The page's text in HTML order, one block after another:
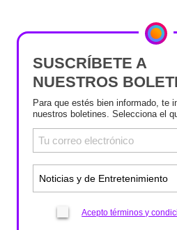
SUSCRÍBETE A
NUESTROS
Para que estés bien informado, te
nuestros boletines. Selecciona el
Acepto términos y